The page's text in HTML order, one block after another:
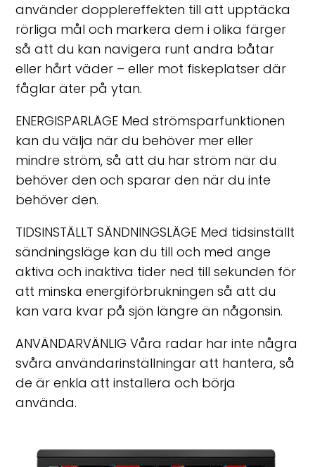
använder dopplereffekten till att upptäcka
rörliga mål och markera dem i olika färger
så att du kan navigera runt andra båtar
eller hårt väder – eller mot fiskeplatser där
fåglar äter på ytan.
ENERGISPARLÄGE Med strömsparfunktionen
kan du välja när du behöver mer eller
mindre ström, så att du har ström när du
behöver den och sparar den när du inte
behöver den.
TIDSINSTÄLLT SÄNDNINGSLÄGE Med tidsinställt
sändningsläge kan du till och med ange
aktiva och inaktiva tider ned till sekunden för
att minska energiförbrukningen så att du
kan vara kvar på sjön längre än någonsin.
ANVÄNDARVÄNLIG Våra radar har inte några
svåra användarinställningar att hantera, så
de är enkla att installera och börja
använda.